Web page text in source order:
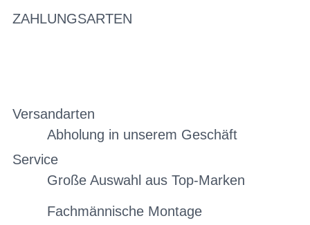
ZAHLUNGSARTEN
Versandarten
Abholung in unserem Geschäft
Service
Große Auswahl aus Top-Marken
Fachmännische Montage